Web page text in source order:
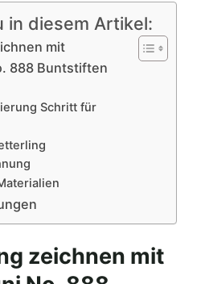
in diesem Artikel:
mit
888 Buntstiften
Schritt für
zeichnen mit